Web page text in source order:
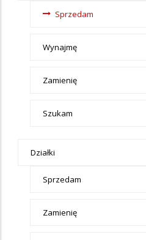
Sprzedam
Wynajmę
Zamienię
Szukam
Działki
Sprzedam
Zamienię